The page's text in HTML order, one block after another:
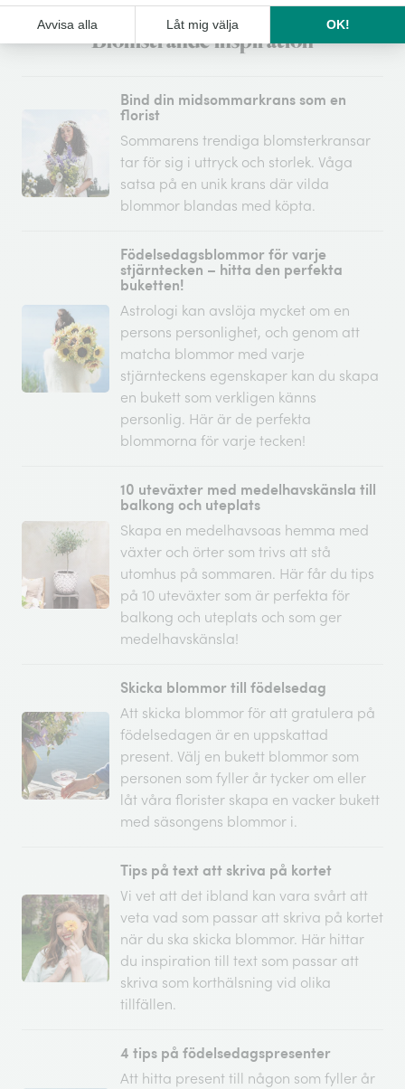
Blomstrande inspiration
Bind din midsommarkrans som en
florist
Sommarens trendiga blomsterkransar
tar för sig i uttryck och storlek. Våga
satsa på en unik krans där vilda
blommor blandas med köpta.
Födelsedagsblommor för varje
stjärntecken – hitta den perfekta
buketten!
Astrologi kan avslöja mycket om en
persons personlighet, och genom att
matcha blommor med varje
stjärnteckens egenskaper kan du skapa
en bukett som verkligen känns
personlig. Här är de perfekta
blommorna för varje tecken!
10 uteväxter med medelhavskänsla till
balkong och uteplats
Skapa en medelhavsoas hemma med
växter och örter som trivs att stå
utomhus på sommaren. Här får du tips
på 10 uteväxter som är perfekta för
balkong och uteplats och som ger
medelhavskänsla!
Skicka blommor till födelsedag
Att skicka blommor för att gratulera på
födelsedagen är en uppskattad
present. Välj en bukett blommor som
personen som fyller år tycker om eller
låt våra florister skapa en vacker bukett
med säsongens blommor i.
Tips på text att skriva på kortet
Vi vet att det ibland kan vara svårt att
veta vad som passar att skriva på kortet
när du ska skicka blommor. Här hittar
du inspiration till text som passar att
skriva som korthälsning vid olika
tillfällen.
4 tips på födelsedagspresenter
Att hitta present till någon som fyller år